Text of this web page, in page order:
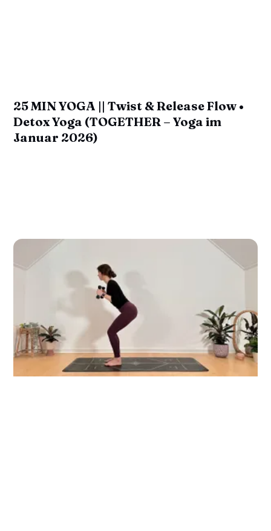
25 MIN YOGA || Twist & Release Flow •
Detox Yoga (TOGETHER – Yoga im
Januar 2026)